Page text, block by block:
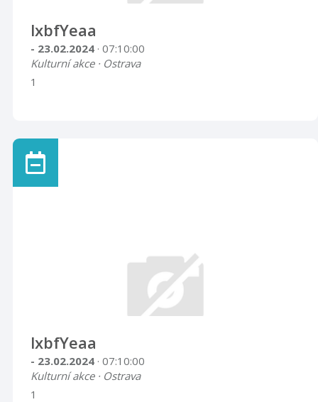
lxbfYeaa
- 23.02.2024 · 07:10:00
Kulturní akce · Ostrava
1
lxbfYeaa
- 23.02.2024 · 07:10:00
Kulturní akce · Ostrava
1